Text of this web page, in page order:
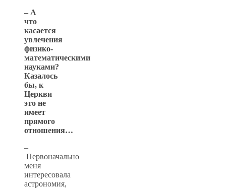
– А
что
касается
увлечения
физико-
математическими
науками?
Казалось
бы, к
Церкви
это не
имеет
прямого
отношения…
–
Первоначально
меня
интересовала
астрономия,